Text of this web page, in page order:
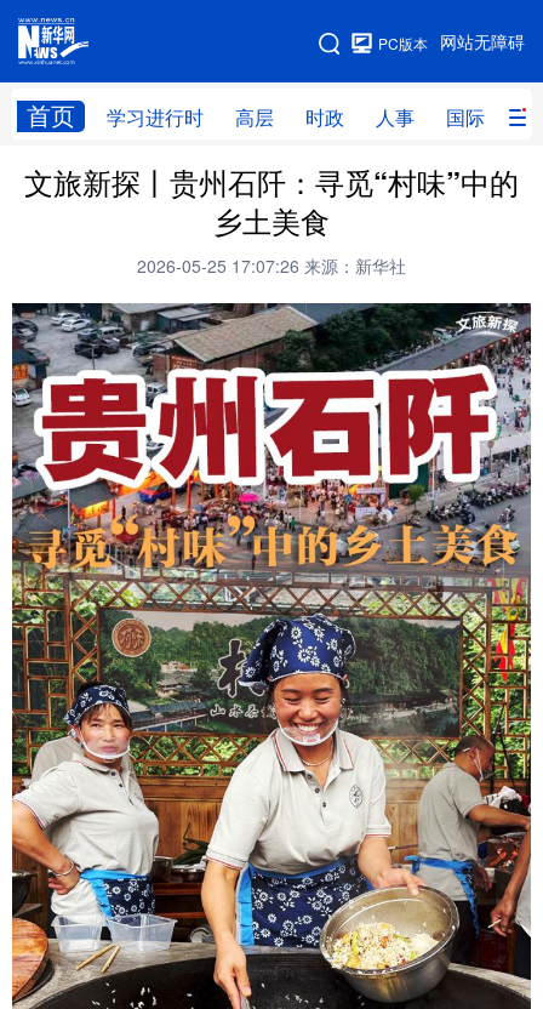
网站无障碍
PC版本
首页 学习进行时 高层 时政 人事 国际 财
网站地图
学习进行时 高层 时政 人事
财经 网评
科技 科创 量子 体育
文化 书画 健康
访谈 视频 图片 政务
法律 中央文件 金融 汽车
食品 人居 信息化 数字经济
学术中国 乡村振兴 银龄 溯源中国
城市 旅游 能源 会展
彩票 娱乐 时尚 悦读
公益 一带一路 亚太网 上市公司
文化产业
地方频道
北京 天津 河北 山西
辽宁 吉林 上海
文旅新探丨贵州石阡：寻觅“村味”中的
乡土美食
2026-05-25 17:07:26 来源：新华社